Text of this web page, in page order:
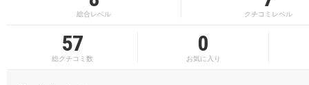
総合レベル クチコミレベル
57
総クチコミ数
0
お気に入り